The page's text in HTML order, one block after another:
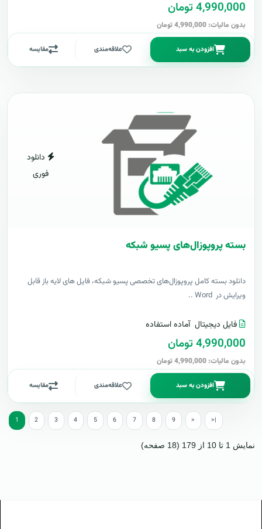
4,990,000 تومان
بدون مالیات: 4,990,000 تومان
افزودن به سبد علاقه‌مندی مقایسه
دانلود
فوری
بسته پروپوزال‌های پسیو شبکه
دانلود بسته کامل پروپوزال‌های تخصصی پسیو شبکه، فایل های لایه باز قابل
ویرایش در Word ..
فایل دیجیتال آماده استفاده
4,990,000 تومان
بدون مالیات: 4,990,000 تومان
افزودن به سبد علاقه‌مندی مقایسه
1 2 3 4 5 6 7 8 9 > >|
نمایش 1 تا 10 از 179 (18 صفحه)